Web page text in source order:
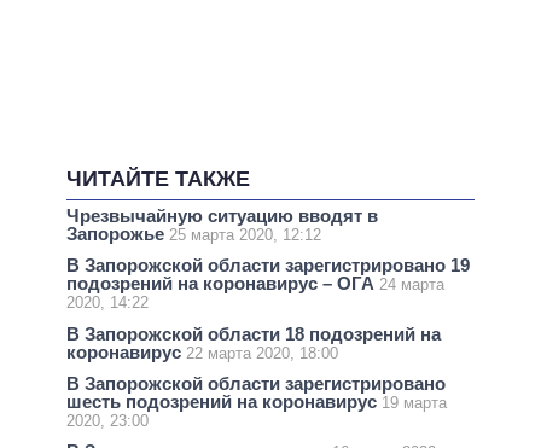
ЧИТАЙТЕ ТАКЖЕ
Чрезвычайную ситуацию вводят в
Запорожье 25 марта 2020, 12:12
В Запорожской области зарегистрировано 19
подозрений на коронавирус – ОГА 24 марта
2020, 14:22
В Запорожской области 18 подозрений на
коронавирус 22 марта 2020, 18:00
В Запорожской области зарегистрировано
шесть подозрений на коронавирус 19 марта
2020, 23:00